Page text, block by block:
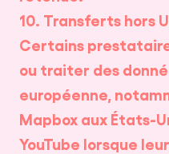
10. Transferts hors
Certains
ou traiter des
européenne,
Mapbox aux États-
YouTube lorsque